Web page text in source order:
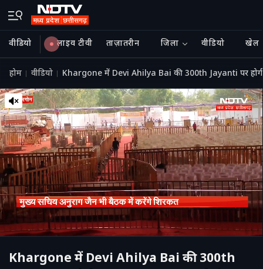
वीडियो लाइव टीवी ताज़ातरीन जिला वीडियो खेल
होम वीडियो Khargone में Devi Ahilya Bai की 300th Jayanti पर
Khargone में Devi Ahilya Bai की 300th